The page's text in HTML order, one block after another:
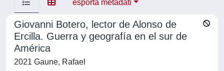
esporta metadati
Giovanni Botero, lector de Alonso de
Ercilla. Guerra y geografía en el sur de
América
2021 Gaune, Rafael